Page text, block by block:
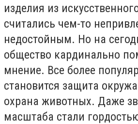
изделия из
считались чем-то
недостойным. Но на
общество кардинально
мнение. Все более
становится защита
охрана животных. Даже
масштаба стали